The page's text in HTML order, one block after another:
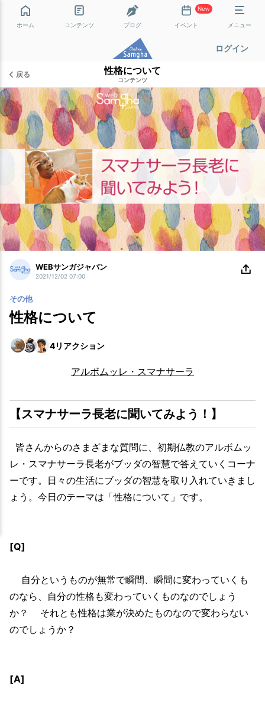
ホーム コンテンツ ブログ
New
イベント メニュー
ログイン
戻る 性格について
コンテンツ
WEBサンガジャパン
2021/12/02 07:00
その他
性格について
4リアクション
アルボムッレ・スマナサーラ
【スマナサーラ長老に聞いてみよう！】
皆さんからのさまざまな質問に、初期仏教のアルボムッ
レ・スマナサーラ長老がブッダの智慧で答えていくコーナ
ーです。日々の生活にブッダの智慧を取り入れていきまし
ょう。今日のテーマは「性格について」です。
[Q]
自分というものが無常で瞬間、瞬間に変わっていくも
のなら、自分の性格も変わっていくものなのでしょう
か？ それとも性格は業が決めたものなので変わらない
のでしょうか？
[A]